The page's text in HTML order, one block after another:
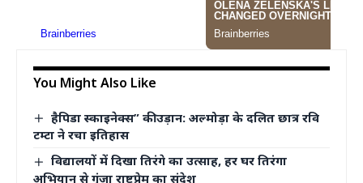
You Might Also Like
हैपिडा स्काइनेक्स” की उड़ान: अल्मोड़ा के दलित छात्र रवि
टम्टा ने रचा इतिहास
विद्यालयों में दिखा तिरंगे का उत्साह, हर घर तिरंगा
अभियान से गूंजा राष्ट्रप्रेम का संदेश